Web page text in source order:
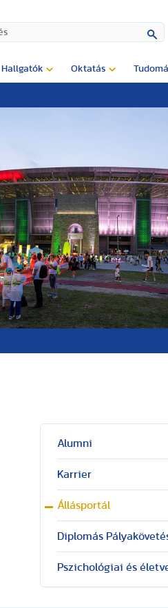
Hallgatók Oktatás
Alumni
Karrier
Állásportál
Diplomás
Pszichológiai és